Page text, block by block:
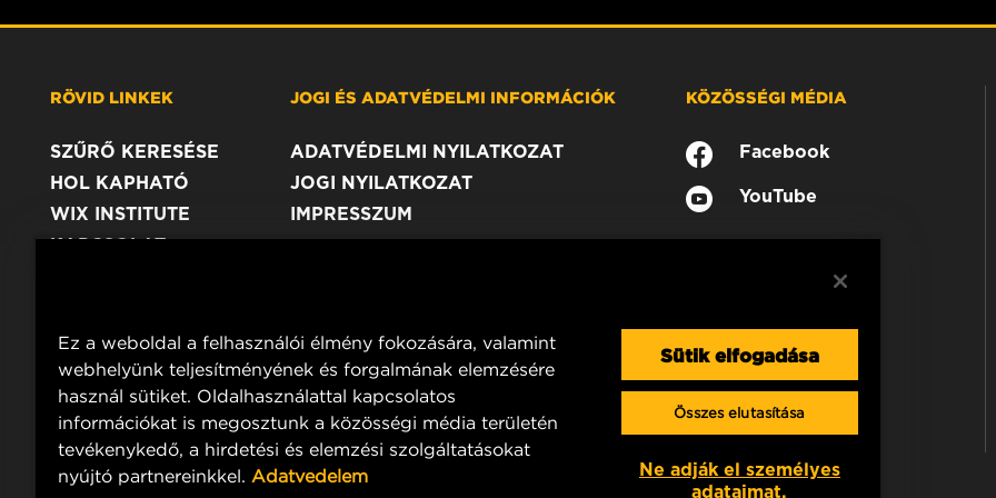
RÖVID LINKEK
SZŰRŐ KERESÉSE
HOL KAPHATÓ
WIX INSTITUTE
KAPCSOLAT
JOGI ÉS ADATVÉDELMI INFORMÁCIÓK
ADATVÉDELMI NYILATKOZAT
JOGI NYILATKOZAT
IMPRESSZUM
KÖZÖSSÉGI MÉDIA
Facebook
YouTube
Ez a weboldal a felhasználói élmény fokozására, valamint
webhelyünk teljesítményének és forgalmának elemzésére
használ sütiket. Oldalhasználattal kapcsolatos
információkat is megosztunk a közösségi média területén
tevékenykedő, a hirdetési és elemzési szolgáltatásokat
nyújtó partnereinkkel. Adatvedelem
Sütik elfogadása
Összes elutasítása
Ne adják el személyes
adataimat.